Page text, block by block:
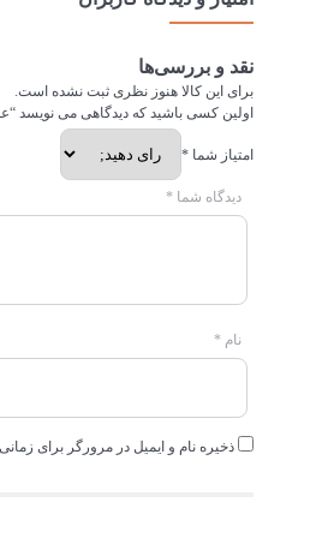
نقد و بررسی‌ها
برای این کالا هنوز نظری ثبت نشده است.
اولین کسی باشید که دیدگاهی می نویسد
امتیاز شما *
دیدگاه شما *
نام *
ذخیره نام و ایمیل در مرورگر برای